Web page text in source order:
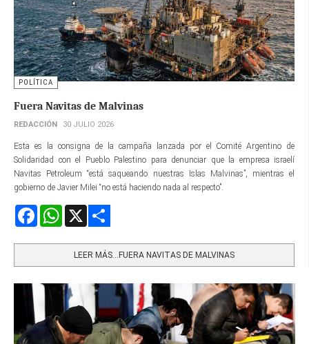
POLÍTICA
Fuera Navitas de Malvinas
REDACCIÓN 30 JULIO 2026
Esta es la consigna de la campaña lanzada por el Comité Argentino de
Solidaridad con el Pueblo Palestino para denunciar que la empresa israelí
Navitas Petroleum “está saqueando nuestras Islas Malvinas”, mientras el
gobierno de Javier Milei “no está haciendo nada al respecto”.
FacebookWhatsApp
LEER MÁS…FUERA NAVITAS DE MALVINAS